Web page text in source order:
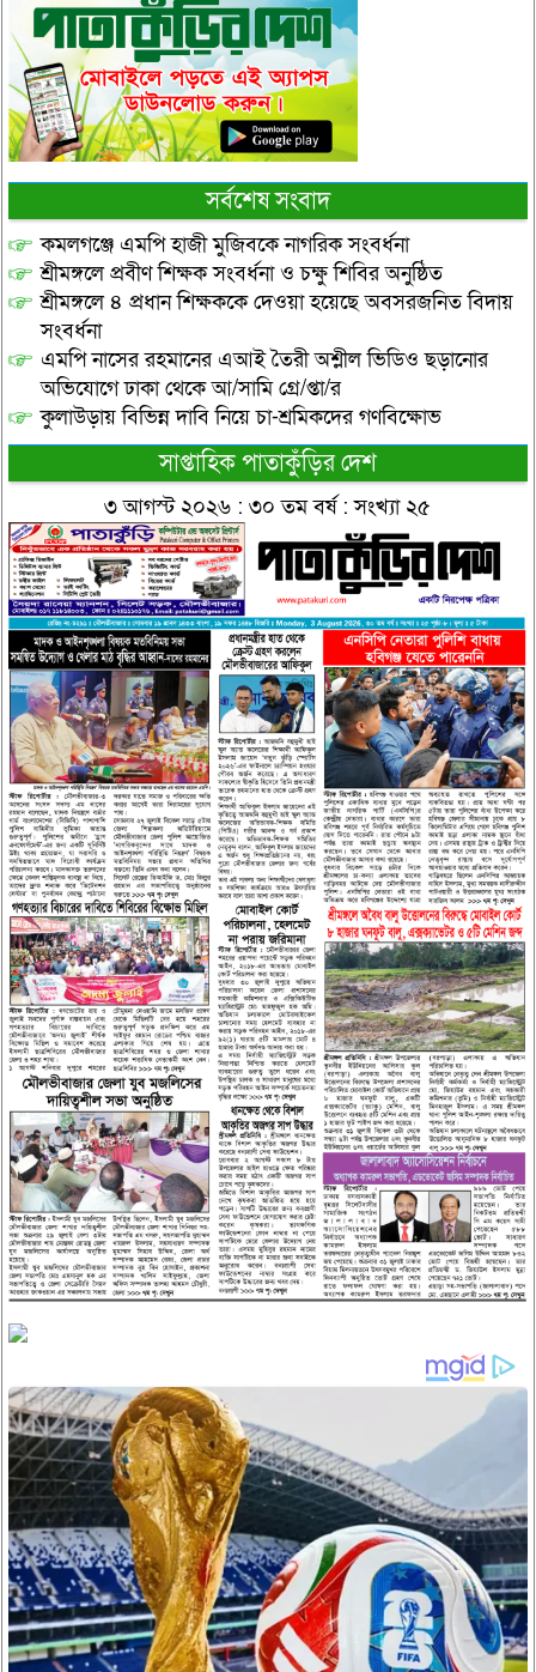
সর্বশেষ সংবাদ
কমলগঞ্জে এমপি হাজী মুজিবকে নাগরিক সংবর্ধনা
শ্রীমঙ্গলে প্রবীণ শিক্ষক সংবর্ধনা ও চক্ষু শিবির অনুষ্ঠিত
শ্রীমঙ্গলে ৪ প্রধান শিক্ষককে দেওয়া হয়েছে অবসরজনিত বিদায়
সংবর্ধনা
এমপি নাসের রহমানের এআই তৈরী অশ্লীল ভিডিও ছড়ানোর
অভিযোগে ঢাকা থেকে আ/সামি গ্রে/প্তা/র
কুলাউড়ায় বিভিন্ন দাবি নিয়ে চা-শ্রমিকদের গণবিক্ষোভ
সাপ্তাহিক পাতাকুঁড়ির দেশ
৩ আগস্ট ২০২৬ : ৩০ তম বর্ষ : সংখ্যা ২৫